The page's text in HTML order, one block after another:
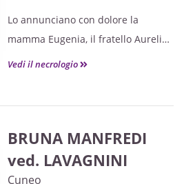
Lo annunciano con dolore la
mamma Eugenia, il fratello Aurelio,
la cognata Alice, le amatissime
Vedi il necrologio
BRUNA MANFREDI
ved. LAVAGNINI
Cuneo